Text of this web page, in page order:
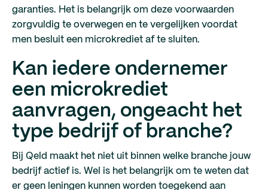
garanties. Het is belangrijk om deze voorwaarden
zorgvuldig te overwegen en te vergelijken voordat
men besluit een microkrediet af te sluiten.
Kan iedere ondernemer
een microkrediet
aanvragen, ongeacht het
type bedrijf of branche?
Bij Qeld maakt het niet uit binnen welke branche jouw
bedrijf actief is. Wel is het belangrijk om te weten dat
er geen leningen kunnen worden toegekend aan